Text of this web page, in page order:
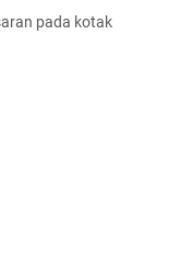
pada kotak